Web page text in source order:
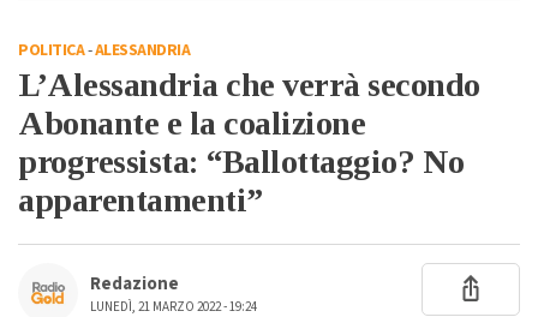
POLITICA-ALESSANDRIA
L’Alessandria che verrà secondo
Abonante e la coalizione
progressista: “Ballottaggio? No
apparentamenti”
Redazione
LUNEDÌ, 21 MARZO 2022 - 19:24